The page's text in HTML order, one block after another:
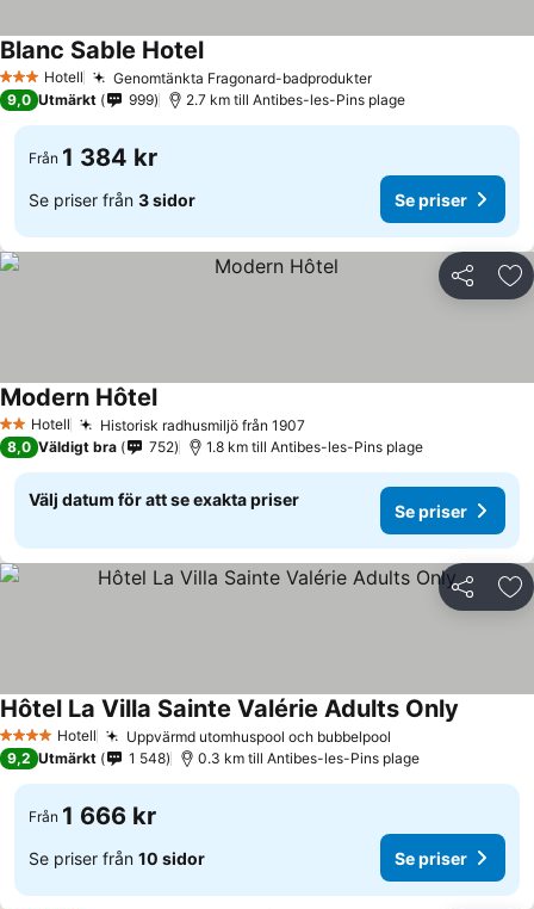
3 StjärnorHotell Genomtänkta Fragonard-badprodukter
Blanc Sable Hotel
9,0 Utmärkt 999 2.7 km till Antibes-les-Pins plage
Från 1 384 kr
Se priser från 3 sidor Se priser
Dela
2 Stjärnor
Hotell Historisk radhusmiljö från 1907
Modern Hôtel
8,0 Väldigt bra 752 1.8 km till Antibes-les-Pins plage
Välj datum för att se exakta priser
Se priser
Dela
4 StjärnorHotell Uppvärmd utomhuspool och bubbelpool
Hôtel La Villa Sainte Valérie Adults Only
9,2 Utmärkt 1 548 0.3 km till Antibes-les-Pins plage
Från 1 666 kr
Se priser från 10 sidor Se priser